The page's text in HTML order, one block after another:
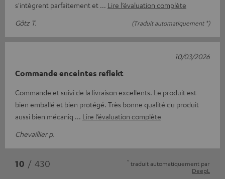
s'intègrent parfaitement et
Lire l’évaluation complète
Götz T.
(Traduit automatiquement *)
Commande enceintes reflekt
Commande et suivi de la livraison excellents. Le produit est
bien emballé et bien protégé. Très bonne qualité du produit
aussi bien mécaniq
Lire l’évaluation complète
Chevaillier p.
10/03/2026
10 / 430 * traduit automatiquement par
DeepL